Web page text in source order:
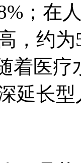
；在
，约
着医
延长